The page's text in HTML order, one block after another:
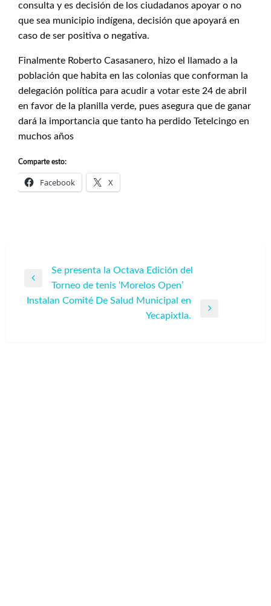
consulta y es decisión de los ciudadanos apoyar o no
que sea municipio indígena, decisión que apoyará en
caso de ser positiva o negativa.
Finalmente Roberto Casasanero, hizo el llamado a la
población que habita en las colonias que conforman la
delegación política para acudir a votar este 24 de abril
en favor de la planilla verde, pues asegura que de ganar
dará la importancia que tanto ha perdido Tetelcingo en
muchos años
Comparte esto:
Facebook X
Navegación
entradas
Entrada
anterior
Se presenta la Octava Edición del
Torneo de tenis ‘Morelos Open’
Instalan Comité De Salud Municipal en
Yecapixtla.